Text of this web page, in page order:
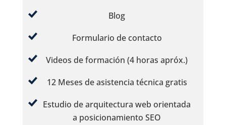
Blog
Formulario de contacto
Videos de formación (4 horas apróx.)
12 Meses de asistencia técnica gratis
Estudio de arquitectura web orientada
a posicionamiento SEO